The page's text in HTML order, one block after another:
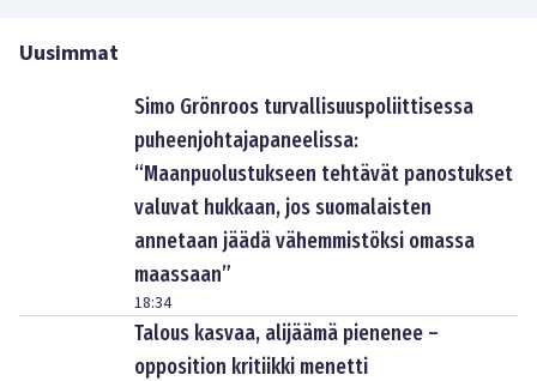
Uusimmat
Simo Grönroos turvallisuuspoliittisessa
puheenjohtajapaneelissa:
“Maanpuolustukseen tehtävät panostukset
valuvat hukkaan, jos suomalaisten
annetaan jäädä vähemmistöksi omassa
maassaan”
18:34
Talous kasvaa, alijäämä pienenee –
opposition kritiikki menetti